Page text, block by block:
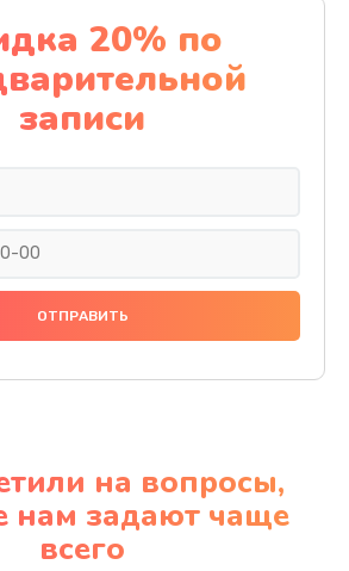
Ремонт кнопки
1200 руб.
Заказать
динамика
880 руб.
Заказать
блока питания
20% по
записи
на вопросы,
нам задают чаще
всего